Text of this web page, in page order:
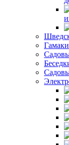
Гамаки